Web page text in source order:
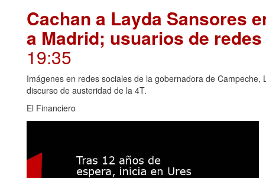
Cachan a Layda Sansores
a Madrid; usuarios de
19:35
Imágenes en redes sociales de la gobernadora de
discurso de austeridad de la 4T.
El Financiero